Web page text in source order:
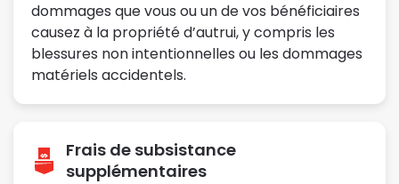
dommages que vous ou un de vos bénéficiaires
causez à la propriété d’autrui, y compris les
blessures non intentionnelles ou les dommages
matériels accidentels.
Frais de subsistance
supplémentaires